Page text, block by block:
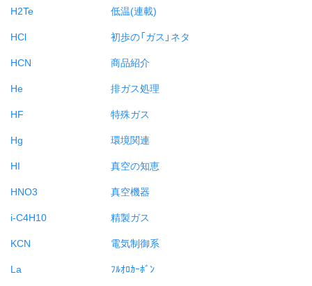
H2Te
HCl
HCN
He
HF
Hg
HI
HNO3
i-C4H10
KCN
La
低温(連載)
初歩の「ガス」ネタ
商品紹介
排ガス処理
特殊ガス
環境関連
真空の知恵
真空機器
精製ガス
電気制御系
ﾌﾙｵﾛｶｰﾎﾞﾝ